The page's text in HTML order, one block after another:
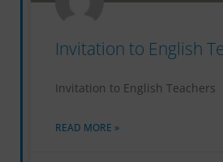
Invitation to English
Invitation to English Teachers
READ MORE »